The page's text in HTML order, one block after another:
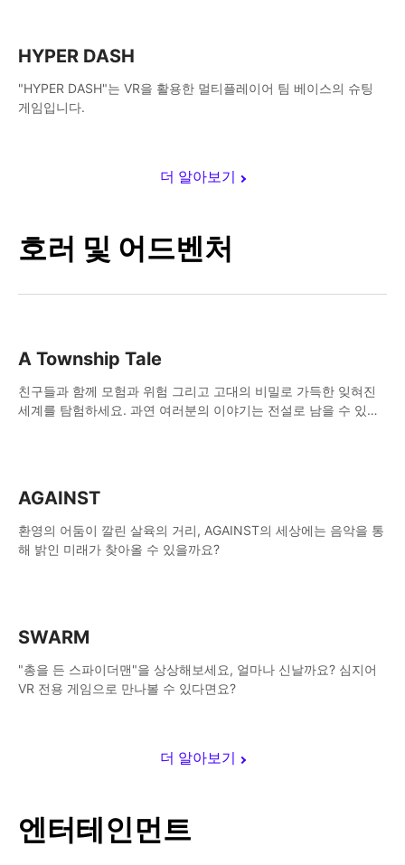
더 알아보기
HYPER DASH
"HYPER DASH"는 VR을 활용한 멀티플레이어 팀 베이스의 슈팅
게임입니다.
호러 및 어드벤처
더 알아보기
A Township Tale
친구들과 함께 모험과 위험 그리고 고대의 비밀로 가득한 잊혀진
세계를 탐험하세요. 과연 여러분의 이야기는 전설로 남을 수 있을
AGAINST
환영의 어둠이 깔린 살육의 거리, AGAINST의 세상에는 음악을 통
해 밝인 미래가 찾아올 수 있을까요?
SWARM
"총을 든 스파이더맨"을 상상해보세요, 얼마나 신날까요? 심지어
VR 전용 게임으로 만나볼 수 있다면요?
엔터테인먼트